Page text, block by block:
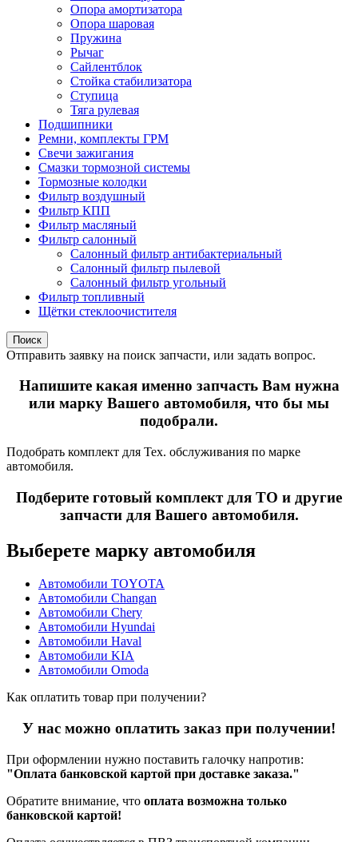
Опора амортизатора
Опора шаровая
Пружина
Рычаг
Сайлентблок
Стойка стабилизатора
Ступица
Тяга рулевая
Подшипники
Ремни, комплекты ГРМ
Свечи зажигания
Смазки тормозной системы
Тормозные колодки
Фильтр воздушный
Фильтр КПП
Фильтр масляный
Фильтр салонный
Салонный фильтр антибактериальный
Салонный фильтр пылевой
Салонный фильтр угольный
Фильтр топливный
Щётки стеклоочистителя
Поиск
Отправить заявку на поиск запчасти, или задать вопрос.
Напишите какая именно запчасть Вам нужна
или марку Вашего автомобиля, что бы мы
подобрали.
Подобрать комплект для Тех. обслуживания по марке
автомобиля.
Подберите готовый комплект для ТО и другие
запчасти для Вашего автомобиля.
Выберете марку автомобиля
Автомобили TOYOTA
Автомобили Changan
Автомобили Chery
Автомобили Hyundai
Автомобили Haval
Автомобили KIA
Автомобили Omoda
Как оплатить товар при получении?
У нас можно оплатить заказ при получении!
При оформлении нужно поставить галочку напротив:
"Оплата банковской картой при доставке заказа."
Обратите внимание, что оплата возможна только
банковской картой!